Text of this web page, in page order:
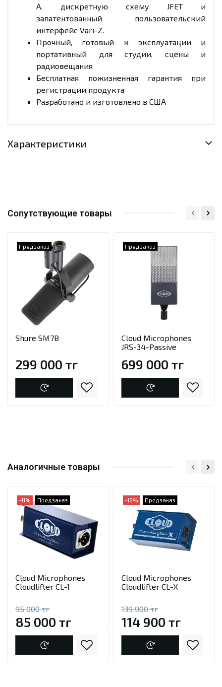
A, дискретную схему JFET и
запатентованный пользовательский
интерфейс Vari-Z.
Прочный, готовый к эксплуатации и
портативный для студии, сцены и
радиовещания
Бесплатная пожизненная гарантия при
регистрации продукта
Разработано и изготовлено в США
Характеристики
Сопутствующие товары
Предзаказ
Shure SM7B
299 000 тг
Предзаказ
Cloud Microphones
JRS-34-Passive
699 000 тг
Аналогичные товары
-11% Предзаказ
Cloud Microphones
Cloudlifter CL-1
95 000 тг
85 000 тг
-18% Предзаказ
Cloud Microphones
Cloudlifter CL-X
139 900 тг
114 900 тг